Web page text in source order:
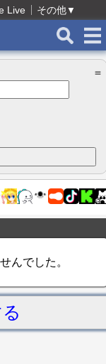
Live その他▼
＝
んでした。